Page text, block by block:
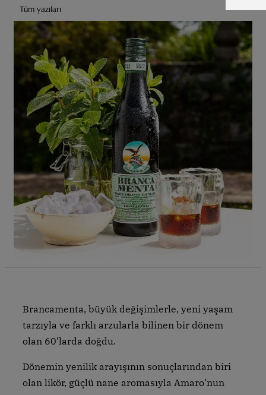
Tüm yazıları
Brancamenta, büyük değişimlerle, yeni yaşam
tarzıyla ve farklı arzularla bilinen bir dönem
olan 60’larda doğdu.
Dönemin yenilik arayışının sonuçlarından biri
olan likör, güçlü nane aromasıyla Amaro’nun